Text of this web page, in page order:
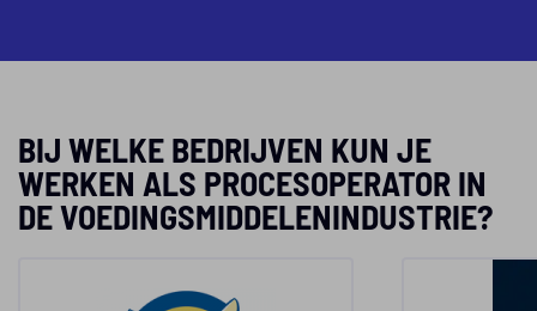
BIJ WELKE BEDRIJVEN KUN JE
WERKEN ALS PROCESOPERATOR IN
DE VOEDINGSMIDDELENINDUSTRIE?